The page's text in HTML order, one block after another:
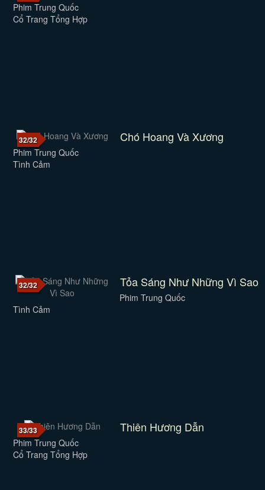
Phim Trung Quốc
Cổ Trang Tổng Hợp
32/32 Chó Hoang Và Xương
Phim Trung Quốc
Tình Cảm
32/32 Tỏa Sáng Như Những Vì Sao
Phim Trung Quốc
Tình Cảm
33/33 Thiên Hương Dẫn
Phim Trung Quốc
Cổ Trang Tổng Hợp